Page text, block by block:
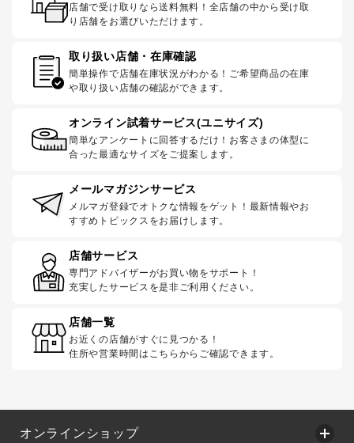
店舗で受け取りなら送料無料！全店舗の中から受け取
り店舗をお選びいただけます。
取り扱い店舗・在庫確認
簡単操作で店舗在庫状況がわかる！ご希望商品の在庫
や取り扱い店舗の確認ができます。
オンライン試着サービス(ユニサイズ)
簡単なアンケートに回答するだけ！お客さまの体型に
合った最適なサイズをご提案します。
メールマガジンサービス
メルマガ登録でオトクな情報をゲット！最新情報やお
すすめトピックスをお届けします。
店舗サービス
専門アドバイザーがお買い物をサポート！
充実したサービスを是非ご利用ください。
店舗一覧
お近くの店舗がすぐに見つかる！
住所や営業時間はこちらからご確認できます。
オンラインショップ